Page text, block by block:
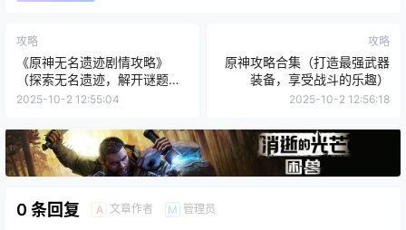
攻略
《原神无名遗迹剧情攻略》
（探索无名遗迹，解开谜题的
关键）
2025-10-2 12:55:04
攻略
原神攻略合集（打造最强武器
装备，享受战斗的乐趣）
2025-10-2 12:56:18
0 条回复 A 文章作者 M 管理员